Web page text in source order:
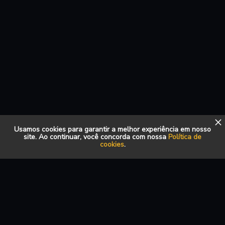
Usamos cookies para garantir a melhor experiência em nosso
site. Ao continuar, você concorda com nossa Política de
cookies.